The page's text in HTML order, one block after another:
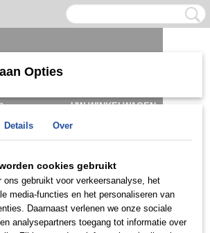
UW WINKELWAGEN
Dames Zilver > ZAD0421
Opties
Details Over
cookies gebruikt
ons gebruikt voor verkeersanalyse, het
media-functies en het personaliseren van
Daarnaast verlenen we onze sociale
analysepartners toegang tot informatie over